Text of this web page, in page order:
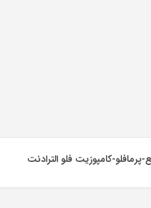
کامپوزیت فلو الترادنت